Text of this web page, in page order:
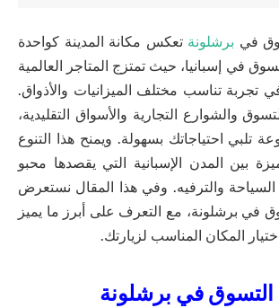
في برشلونة تعكس مكانة المدينة كواحدة
في إسبانيا، حيث تمتزج المتاجر العالمية
تجربة تناسب مختلف الميزانيات والأذواق.
والشوارع التجارية والأسواق التقليدية،
تلبي احتياجاتك بسهولة. ويمنح هذا التنوع
بين المدن الإسبانية التي يقصدها محبو
والترفيه. وفي هذا المقال نستعرض
في برشلونة، مع التعرف على أبرز ما يميز
المكان المناسب لزيارتك.
في برشلونة